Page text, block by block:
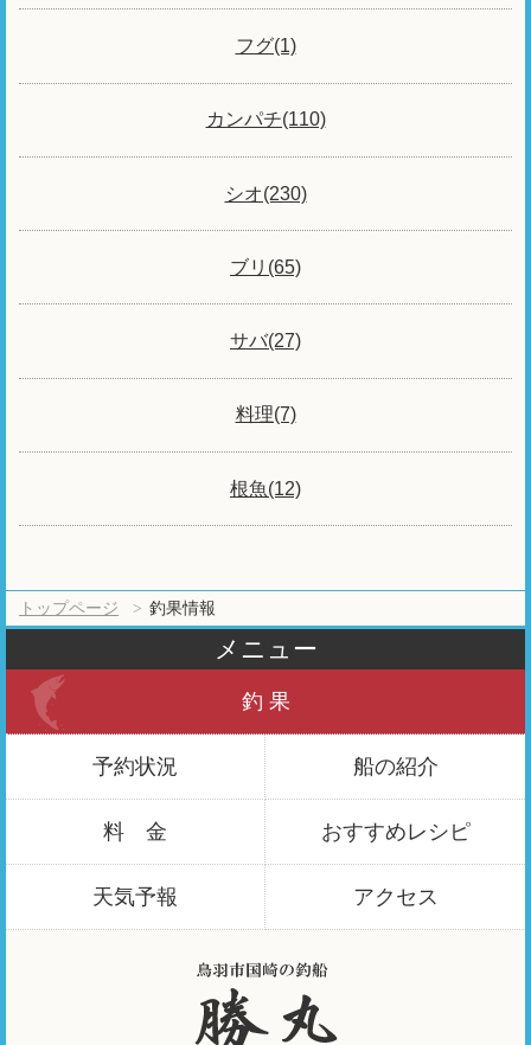
フグ(1)
カンパチ(110)
シオ(230)
ブリ(65)
サバ(27)
料理(7)
根魚(12)
トップページ 釣果情報
メニュー
釣 果
予約状況 船の紹介
料 金 おすすめレシピ
天気予報 アクセス